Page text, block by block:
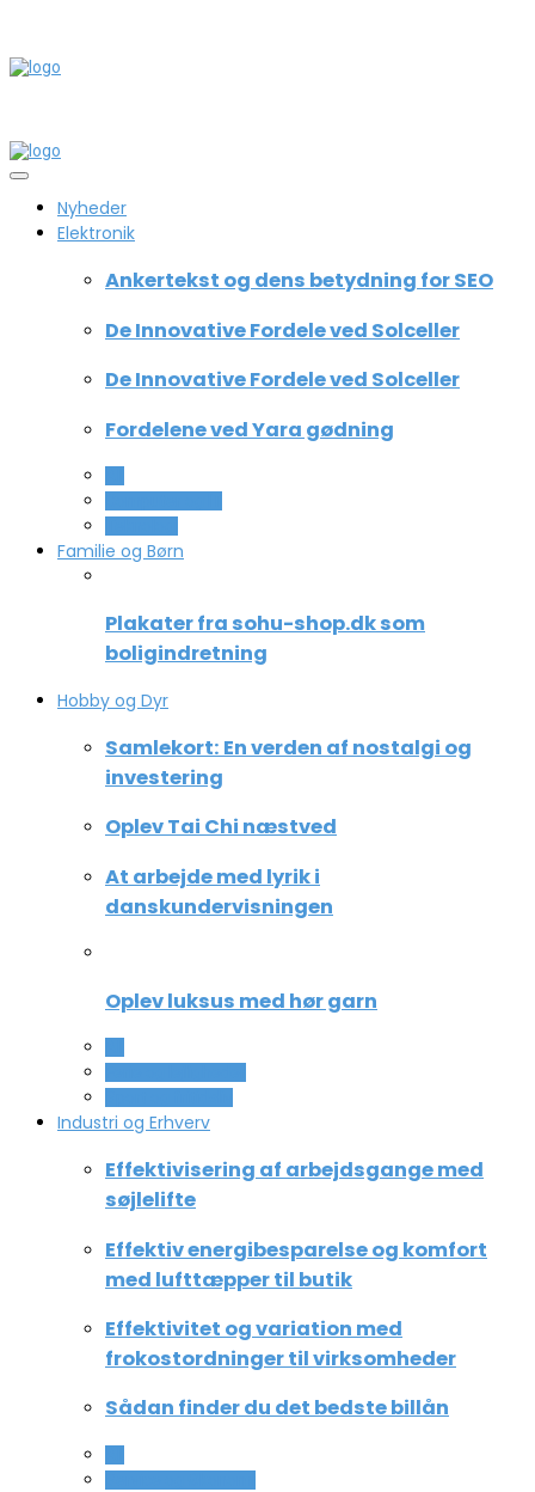
Nyheder
Elektronik
Ankertekst og dens betydning for SEO
De Innovative Fordele ved Solceller
De Innovative Fordele ved Solceller
Fordelene ved Yara gødning
Familie og Børn
Plakater fra sohu-shop.dk som
boligindretning
Hobby og Dyr
Samlekort: En verden af nostalgi og
investering
Oplev Tai Chi næstved
At arbejde med lyrik i
danskundervisningen
Oplev luksus med hør garn
Industri og Erhverv
Effektivisering af arbejdsgange med
søjlelifte
Effektiv energibesparelse og komfort
med lufttæpper til butik
Effektivitet og variation med
frokostordninger til virksomheder
Sådan finder du det bedste billån